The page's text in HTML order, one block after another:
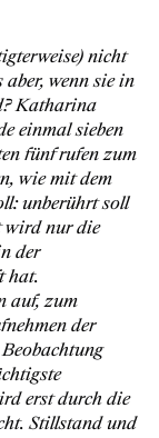
nicht
aber, wenn sie in
Katharina
einmal sieben
fünf rufen zum
wie mit dem
unberührt soll
wird nur die
der
hat.
auf, zum
der
erst durch die
Stillstand und